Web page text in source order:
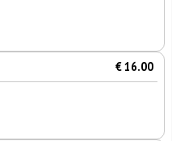
€ 16.00